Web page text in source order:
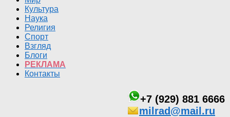
Культура
Наука
Религия
Спорт
Взгляд
Блоги
РЕКЛАМА
Контакты
+7 (929) 881 6666
milrad@mail.ru